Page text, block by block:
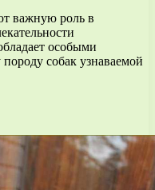
важную роль в
особыми
собак узнаваемой